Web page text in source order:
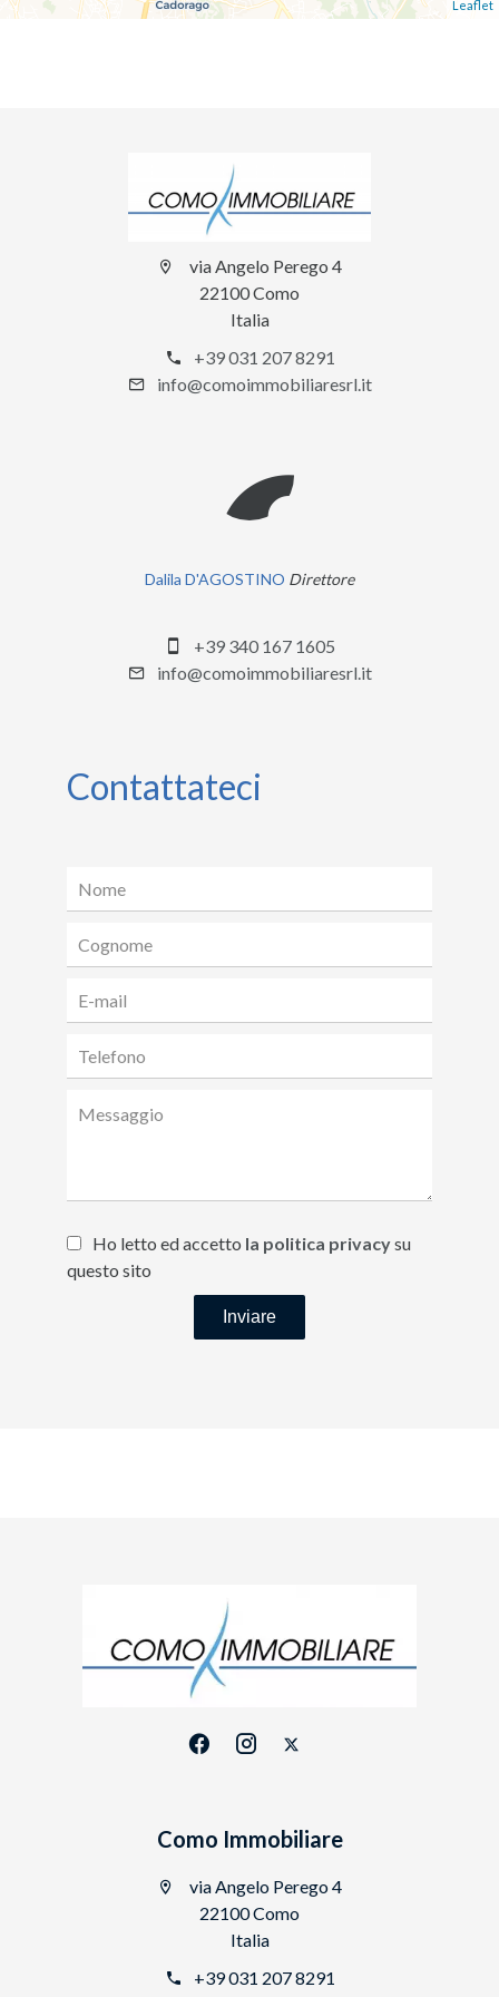
Leaflet
via Angelo Perego 4
22100 Como
Italia
+39 031 207 8291
info@comoimmobiliaresrl.it
Dalila D'AGOSTINO Direttore
+39 340 167 1605
info@comoimmobiliaresrl.it
Contattateci
Ho letto ed accetto la politica privacysu
questo sito
Inviare
Como Immobiliare
via Angelo Perego 4
22100 Como
Italia
+39 031 207 8291